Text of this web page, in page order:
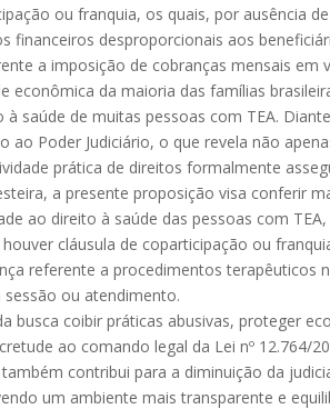
ou franquia, os quais, por ausência
financeiros desproporcionais aos
a imposição de cobranças mensais em
econômica da maioria das famílias
à saúde de muitas pessoas com TEA.
ao Poder Judiciário, o que revela não
prática de direitos formalmente
a presente proposição visa conferir
ao direito à saúde das pessoas com
cláusula de coparticipação ou
referente a procedimentos terapêuticos
sessão ou atendimento.
busca coibir práticas abusivas, proteger
ao comando legal da Lei nº 12.764/
contribui para a diminuição da
um ambiente mais transparente e